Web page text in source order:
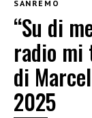
SANREMO
“Su di
radio mi
di
2025